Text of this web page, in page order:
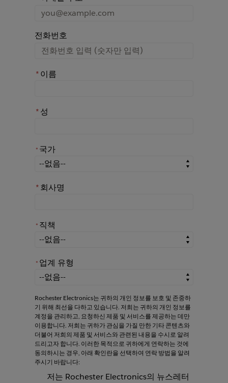
전화번호
*이름
*성
* 국가
국가
*회사명
* 직책
직책
* 업계 유형
업계 유형
Rochester Electronics는 귀하의 개인 정보를 보호 및 존중하
기 위해 최선을 다하고 있습니다. 저희는 귀하의 개인 정보를
계정을 관리하고, 요청하신 제품 및 서비스를 제공하는 데만
이용합니다. 저희는 귀하가 관심을 가질 만한 기타 콘텐츠와
더불어 저희의 제품 및 서비스와 관련된 내용을 수시로 알려
드리고자 합니다. 이러한 목적으로 귀하에게 연락하는 것에
동의하시는 경우, 아래 확인란을 선택하여 연락 방법을 알려
주시기 바랍니다:
저는 Rochester Electronics의 뉴스레터